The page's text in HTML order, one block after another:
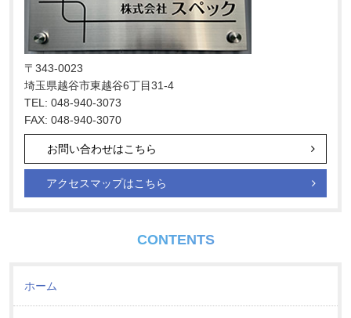
〒343-0023
埼玉県越谷市東越谷6丁目31-4
TEL: 048-940-3073
FAX: 048-940-3070
お問い合わせはこちら
アクセスマップはこちら
CONTENTS
ホーム